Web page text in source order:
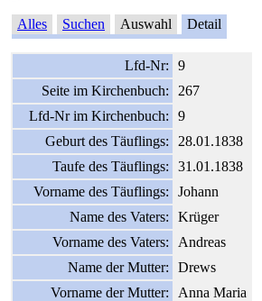
Alles Suchen Auswahl Detail
Lfd-Nr:
9
Seite im Kirchenbuch:
267
Lfd-Nr im Kirchenbuch:
9
Geburt des Täuflings:
28.01.1838
Taufe des Täuflings:
31.01.1838
Vorname des Täuflings:
Johann
Name des Vaters:
Krüger
Vorname des Vaters:
Andreas
Name der Mutter:
Drews
Vorname der Mutter:
Anna Maria